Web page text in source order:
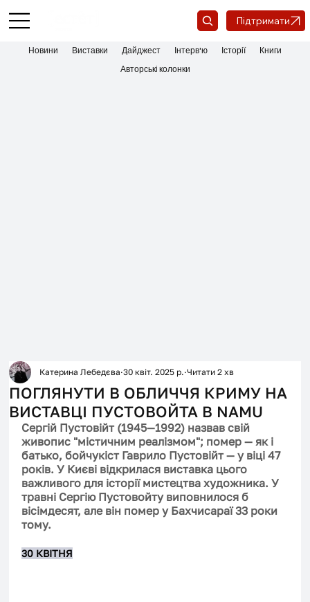
Підтримати
ПОГЛЯНУТИ В ОБЛИЧЧЯ КРИМУ НА
ВИСТАВЦІ ПУСТОВОЙТА В NAMU
Катерина Лебедєва 30 квіт. 2025 р. Читати 2 хв
Сергій Пустовійт (1945—1992) назвав свій
живопис "містичним реалізмом"; помер — як і
батько, бойчукіст Гаврило Пустовійт — у віці 47
років. У Києві відкрилася виставка цього
важливого для історії мистецтва художника. У
травні Сергію Пустовойту виповнилося б
вісімдесят, але він помер у Бахчисараї 33 роки
тому.
30 КВІТНЯ
Новини Виставки Дайджест Інтерв'ю Історії
Книги
Авторські колонки